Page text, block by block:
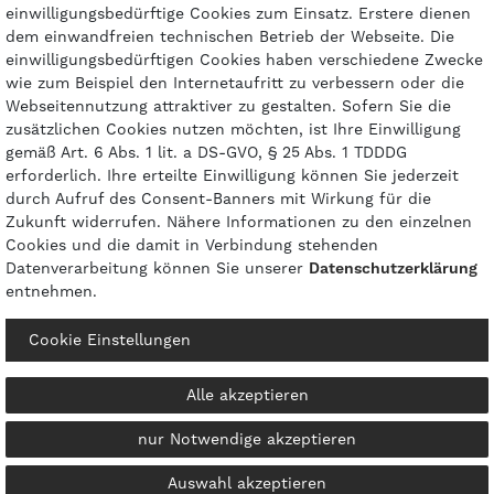
Zahlungsarten
© 2026 gasprofi / Alle Preise sind inkl. geseztl. Mehrwertsteuer und zzgl.
powered bycreateyourtemplate
einwilligungsbedürftige Cookies zum Einsatz. Erstere dienen
dem einwandfreien technischen Betrieb der Webseite. Die
einwilligungsbedürftigen Cookies haben verschiedene Zwecke
wie zum Beispiel den Internetaufritt zu verbessern oder die
Webseitennutzung attraktiver zu gestalten. Sofern Sie die
zusätzlichen Cookies nutzen möchten, ist Ihre Einwilligung
gemäß Art. 6 Abs. 1 lit. a DS-GVO, § 25 Abs. 1 TDDDG
erforderlich. Ihre erteilte Einwilligung können Sie jederzeit
durch Aufruf des Consent-Banners mit Wirkung für die
Zukunft widerrufen. Nähere Informationen zu den einzelnen
Cookies und die damit in Verbindung stehenden
Datenverarbeitung können Sie unserer Daten­schutz­erklärung
entnehmen.
Cookie Einstellungen
Alle akzeptieren
nur Notwendige akzeptieren
Auswahl akzeptieren